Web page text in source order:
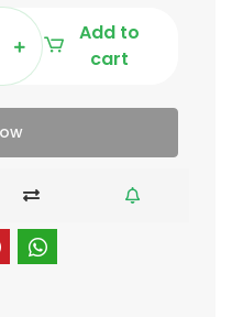
Add to
cart